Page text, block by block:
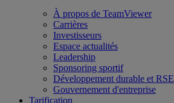
À propos de TeamViewer
Carrières
Investisseurs
Espace actualités
Leadership
Sponsoring sportif
Développement durable et RSE
Gouvernement d'entreprise
Tarification